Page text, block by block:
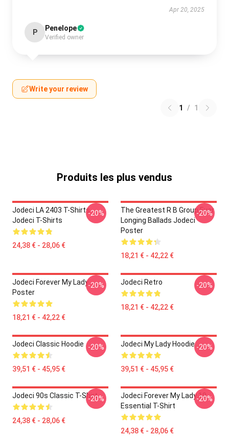
Apr 20, 2025
P Penelope
Verified owner
Write your review
1 / 1
Produits les plus vendus
Jodeci LA 2403 T-Shirts
Jodeci T-Shirts
24,38 € - 28,06 €
-20%
The Greatest R B Group Ever
Longing Ballads Jodeci
Poster
18,21 € - 42,22 €
-20%
Jodeci Forever My Lady
Poster
18,21 € - 42,22 €
-20% Jodeci Retro
18,21 € - 42,22 €
-20%
Jodeci Classic Hoodie
39,51 € - 45,95 €
-20% Jodeci My Lady Hoodie
39,51 € - 45,95 €
-20%
Jodeci 90s Classic T-Shirt
24,38 € - 28,06 €
-20%
Jodeci Forever My Lady 19
Essential T-Shirt
24,38 € - 28,06 €
-20%